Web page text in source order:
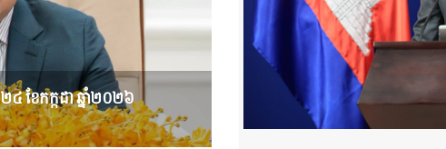
៤ ខែកក្កដា ឆ្នាំ២០២៦